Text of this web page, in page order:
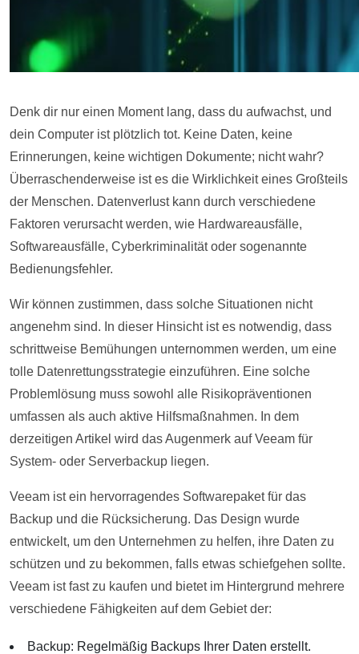
Denk dir nur einen Moment lang, dass du aufwachst, und
dein Computer ist plötzlich tot. Keine Daten, keine
Erinnerungen, keine wichtigen Dokumente; nicht wahr?
Überraschenderweise ist es die Wirklichkeit eines Großteils
der Menschen. Datenverlust kann durch verschiedene
Faktoren verursacht werden, wie Hardwareausfälle,
Softwareausfälle, Cyberkriminalität oder sogenannte
Bedienungsfehler.
Wir können zustimmen, dass solche Situationen nicht
angenehm sind. In dieser Hinsicht ist es notwendig, dass
schrittweise Bemühungen unternommen werden, um eine
tolle Datenrettungsstrategie einzuführen. Eine solche
Problemlösung muss sowohl alle Risikopräventionen
umfassen als auch aktive Hilfsmaßnahmen. In dem
derzeitigen Artikel wird das Augenmerk auf Veeam für
System- oder Serverbackup liegen.
Veeam ist ein hervorragendes Softwarepaket für das
Backup und die Rücksicherung. Das Design wurde
entwickelt, um den Unternehmen zu helfen, ihre Daten zu
schützen und zu bekommen, falls etwas schiefgehen sollte.
Veeam ist fast zu kaufen und bietet im Hintergrund mehrere
verschiedene Fähigkeiten auf dem Gebiet der:
Backup: Regelmäßig Backups Ihrer Daten erstellt.